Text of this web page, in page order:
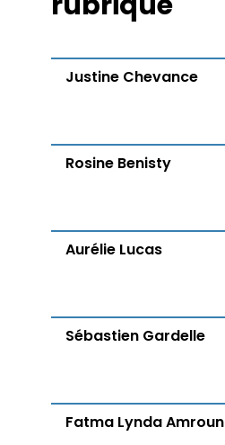
Justine Chevance
Rosine Benisty
Aurélie Lucas
Sébastien Gardelle
Fatma Lynda Amroun